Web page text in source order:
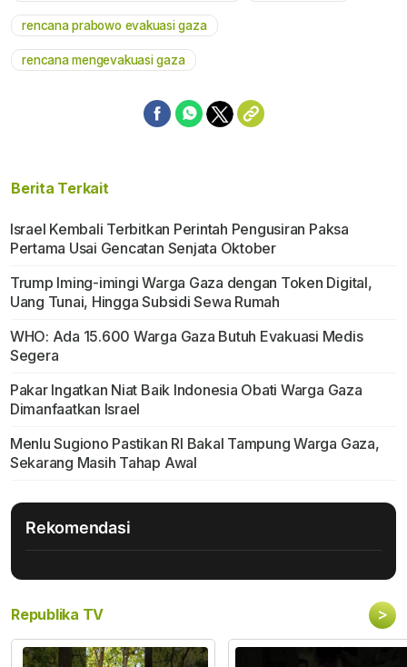
rencana prabowo evakuasi gaza
rencana mengevakuasi gaza
Berita Terkait
Israel Kembali Terbitkan Perintah Pengusiran Paksa
Pertama Usai Gencatan Senjata Oktober
Trump Iming-imingi Warga Gaza dengan Token Digital,
Uang Tunai, Hingga Subsidi Sewa Rumah
WHO: Ada 15.600 Warga Gaza Butuh Evakuasi Medis
Segera
Pakar Ingatkan Niat Baik Indonesia Obati Warga Gaza
Dimanfaatkan Israel
Menlu Sugiono Pastikan RI Bakal Tampung Warga Gaza,
Sekarang Masih Tahap Awal
Rekomendasi
Republika TV >